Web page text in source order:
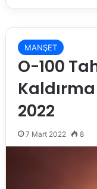
MANŞET
O-100
2022
7 Mart 2022 8